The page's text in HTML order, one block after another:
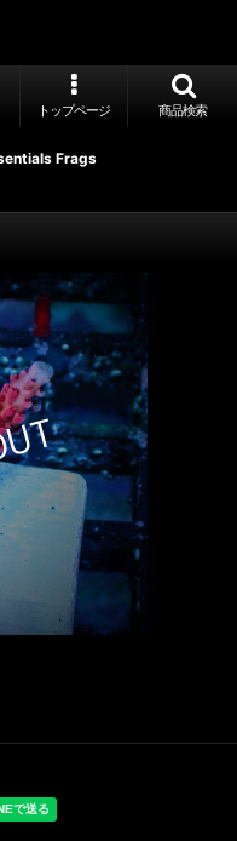
トップページ 商品検索
Frags